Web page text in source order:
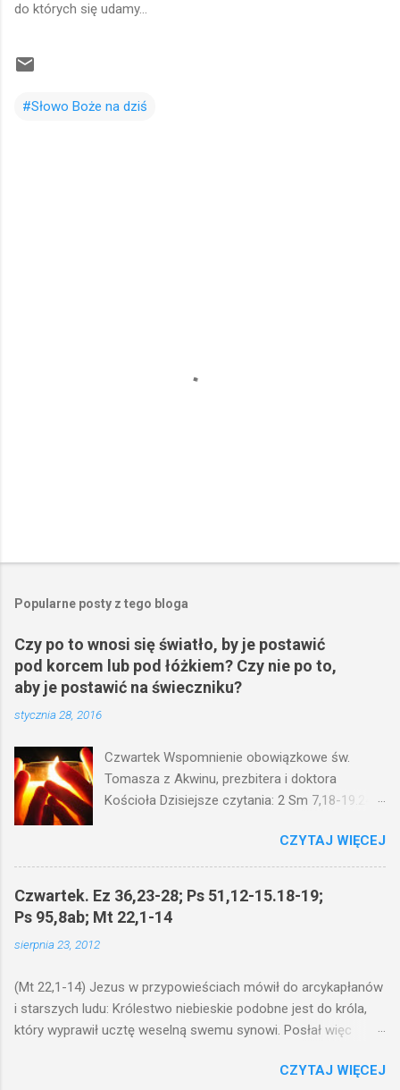
do których się udamy...
#Słowo Boże na dziś
Popularne posty z tego bloga
Czy po to wnosi się światło, by je postawić
pod korcem lub pod łóżkiem? Czy nie po to,
aby je postawić na świeczniku?
stycznia 28, 2016
Czwartek Wspomnienie obowiązkowe św.
Tomasza z Akwinu, prezbitera i doktora
Kościoła Dzisiejsze czytania: 2 Sm 7,18-19.24-
(Mk 4,21-25) Jezus mówił ludowi: Czy po to
wnosi się światło, by je postawić pod korcem
lub pod łóżkiem? Czy nie po to, aby je postawić
na świeczniku? Nie ma bowiem nic ukrytego, co
by nie miało wyjść na jaw. Kto ma uszy do
wy mierzycie, odmierzą wam i jeszcze wam
dołożą. Bo kto ma, temu będzie dane; a kto nie
ma, pozbawią go i tego, co ma. W dzisiejszym
przypowieści.... Czy po to wnosi się światło, by
CZYTAJ WIĘCEJ
Czwartek. Ez 36,23-28; Ps 51,12-15.18-19;
Ps 95,8ab; Mt 22,1-14
sierpnia 23, 2012
(Mt 22,1-14) Jezus w przypowieściach mówił do arcykapłanów
i starszych ludu: Królestwo niebieskie podobne jest do króla,
który wyprawił ucztę weselną swemu synowi. Posłał więc
chcieli przyjść. Posłał jeszcze raz inne sługi z poleceniem:
CZYTAJ WIĘCEJ